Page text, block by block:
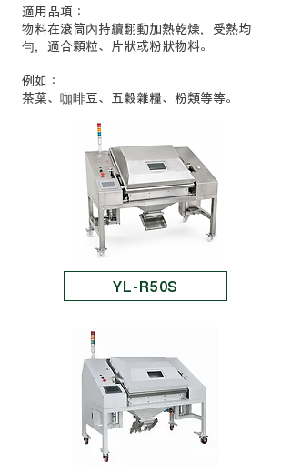
適用品項：
物料在滾筒內持續翻動加熱乾燥，受熱均
勻，適合顆粒、片狀或粉狀物料。
​例如：
茶葉、咖啡豆、五穀雜糧、粉類等等。
YL-R50S